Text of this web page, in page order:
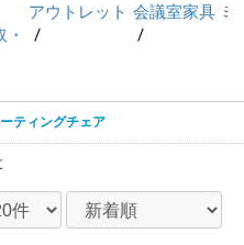
アウトレット 会議室家具 ミ
ーティングチェア